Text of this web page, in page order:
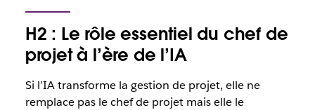
H2 : Le rôle essentiel du chef de
projet à l’ère de l’IA
Si l’IA transforme la gestion de projet, elle ne
remplace pas le chef de projet mais elle le